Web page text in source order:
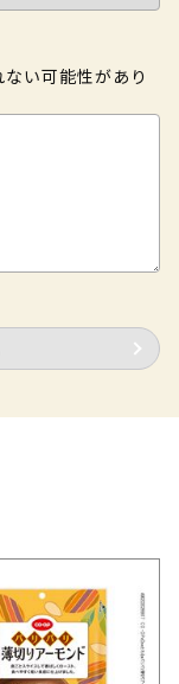
い可能性があり